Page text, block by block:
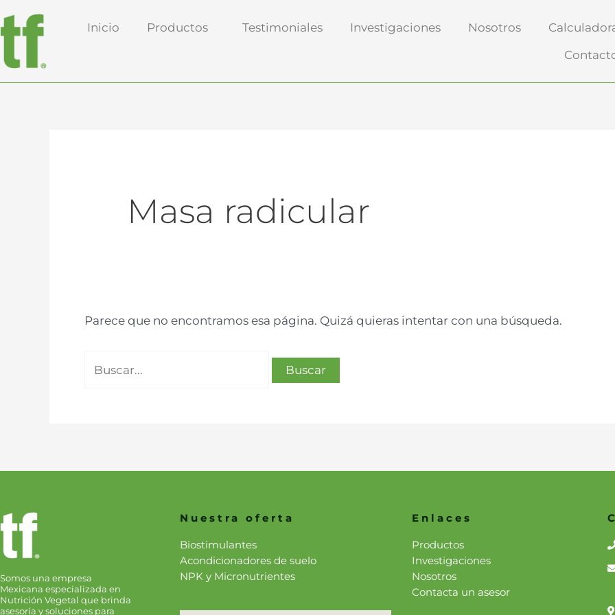
al
Inicio Productos Testimoniales Investigaciones Nosotros
Masa radicular
Parece que no encontramos esa página. Quizá quieras intentar con una búsqueda.
Somos una empresa
Mexicana especializada en
Nutrición Vegetal que brinda
asesoría y soluciones para
Nuestra oferta
Biostimulantes
Acondicionadores de suelo
NPK y Micronutrientes
Enlaces
Productos
Investigaciones
Nosotros
Contacta un asesor